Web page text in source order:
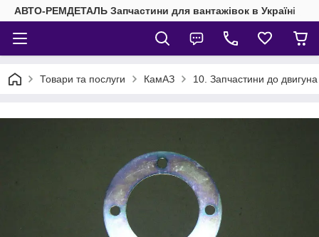
АВТО-РЕМДЕТАЛЬ Запчастини для вантажівок в Україні
Товари та послуги КамАЗ 10. Запчастини до